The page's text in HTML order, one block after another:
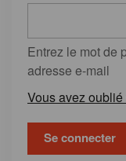
Entrez le mot de
adresse e-mail
Vous avez